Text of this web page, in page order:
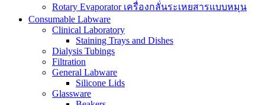
Rotary Evaporator เครื่องกลั่นระเหยสารแบบหมุน
Consumable Labware
Clinical Laboratory
Staining Trays and Dishes
Dialysis Tubings
Filtration
General Labware
Silicone Lids
Glassware